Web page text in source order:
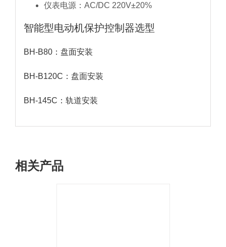
仪表电源：AC/DC 220V±20%
智能型电动机保护控制器选型
BH-B80：盘面安装
BH-B120C：盘面安装
BH-145C：轨道安装
相关产品